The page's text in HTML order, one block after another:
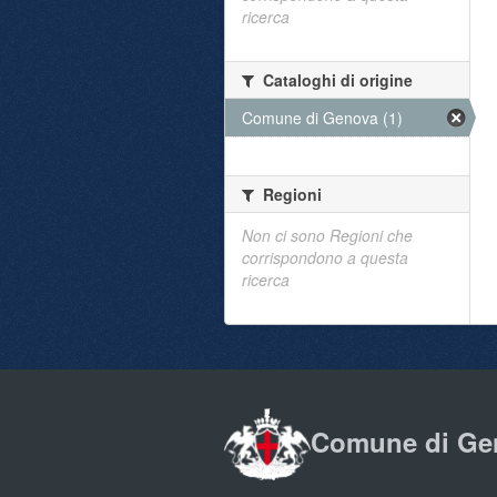
ricerca
Cataloghi di origine
Comune di Genova (1)
Regioni
Non ci sono Regioni che
corrispondono a questa
ricerca
Comune di